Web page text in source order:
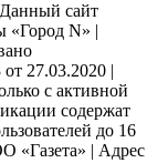
сайт
«Город N» |
27.03.2020 |
с активной
содержат
до 16
«Газета» | Адрес